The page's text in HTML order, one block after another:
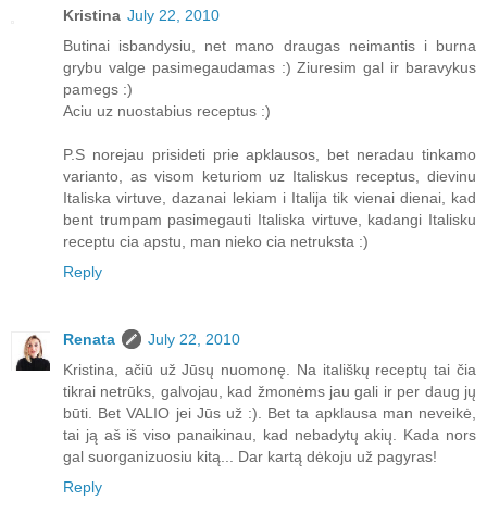
Kristina July 22, 2010
Butinai isbandysiu, net mano draugas neimantis i burna
grybu valge pasimegaudamas :) Ziuresim gal ir baravykus
pamegs :)
Aciu uz nuostabius receptus :)
P.S norejau prisideti prie apklausos, bet neradau tinkamo
varianto, as visom keturiom uz Italiskus receptus, dievinu
Italiska virtuve, dazanai lekiam i Italija tik vienai dienai, kad
bent trumpam pasimegauti Italiska virtuve, kadangi Italisku
receptu cia apstu, man nieko cia netruksta :)
Reply
Renata
July 22, 2010
Kristina, ačiū už Jūsų nuomonę. Na itališkų receptų tai čia
tikrai netrūks, galvojau, kad žmonėms jau gali ir per daug jų
būti. Bet VALIO jei Jūs už :). Bet ta apklausa man neveikė,
tai ją aš iš viso panaikinau, kad nebadytų akių. Kada nors
gal suorganizuosiu kitą... Dar kartą dėkoju už pagyras!
Reply